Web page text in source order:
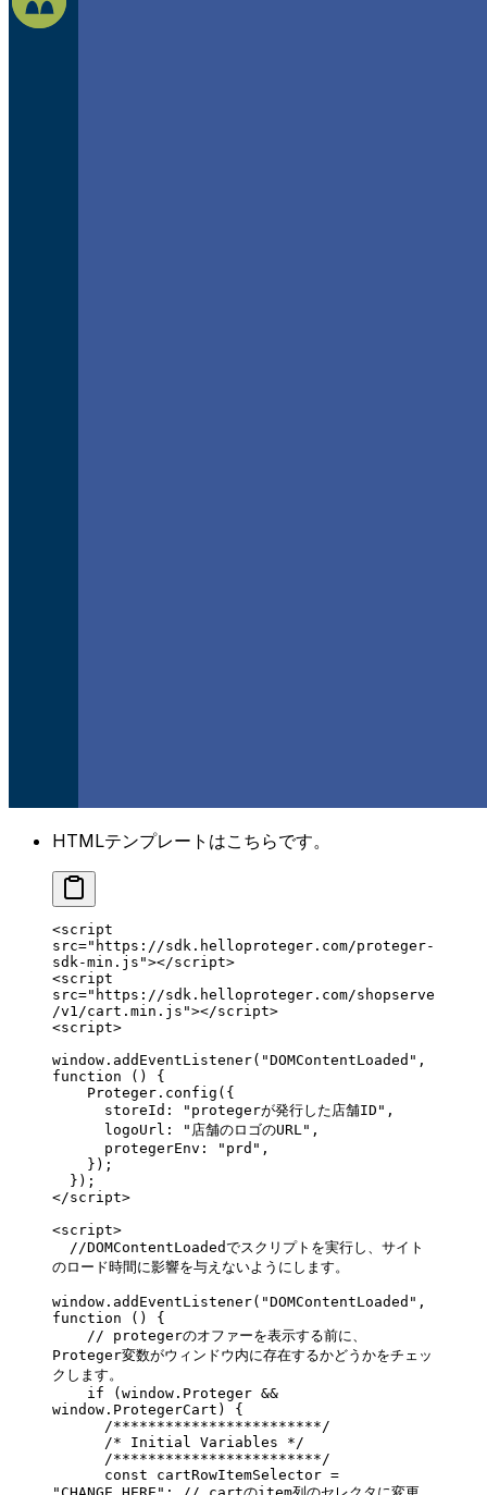
HTMLテンプレートはこちらです。
<script
src="https://sdk.helloproteger.com/proteger-
sdk-min.js"></script>
<script
src="https://sdk.helloproteger.com/shopserve
/v1/cart.min.js"></script>
<script>
window. addEventListener( "DOMContentLoaded"
function () {
    Proteger.
config ({
      storeId:
"protegerが発行した店舗ID" ,
      logoUrl:
"店舗のロゴのURL" ,
      protegerEnv:
"prd" ,
    });
</script>
<script>
のロード時間に影響を与えないようにします。
window. addEventListener( "DOMContentLoaded"
function () {
Proteger変数がウィンドウ内に存在するかどうかをチェッ
クします。
    if
(window.Proteger &&
window.ProtegerCart) {
      /************************/
      /* Initial Variables */
      /************************/
      const
cartRowItemSelector =